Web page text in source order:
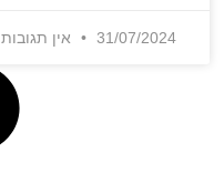
31/07/2024 אין תגובות